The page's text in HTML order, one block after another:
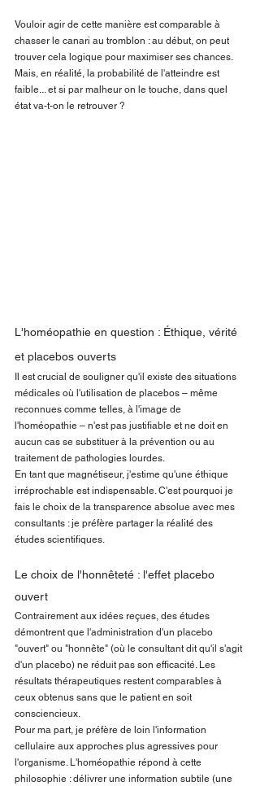
Vouloir agir de cette manière est comparable à
chasser le canari au tromblon : au début, on peut
trouver cela logique pour maximiser ses chances.
Mais, en réalité, la probabilité de l'atteindre est
faible... et si par malheur on le touche, dans quel
état va-t-on le retrouver ?
L'homéopathie en question : Éthique, vérité
et placebos ouverts
Il est crucial de souligner qu'il existe des situations
médicales où l'utilisation de placebos – même
reconnues comme telles, à l'image de
l'homéopathie – n'est pas justifiable et ne doit en
aucun cas se substituer à la prévention ou au
traitement de pathologies lourdes.
En tant que magnétiseur, j'estime qu'une éthique
irréprochable est indispensable. C'est pourquoi je
fais le choix de la transparence absolue avec mes
consultants : je préfère partager la réalité des
études scientifiques.
Le choix de l'honnêteté : l'effet placebo
ouvert
Contrairement aux idées reçues, des études
démontrent que l'administration d'un placebo
"ouvert" ou "honnête" (où le consultant dit qu'il s'agit
d'un placebo) ne réduit pas son efficacité. Les
résultats thérapeutiques restent comparables à
ceux obtenus sans que le patient en soit
consciencieux.
Pour ma part, je préfère de loin l'information
cellulaire aux approches plus agressives pour
l'organisme. L'homéopathie répond à cette
philosophie : délivrer une information subtile (une